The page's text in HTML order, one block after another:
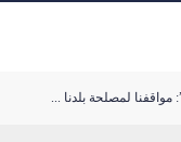
لمصلحة بلدنا ...